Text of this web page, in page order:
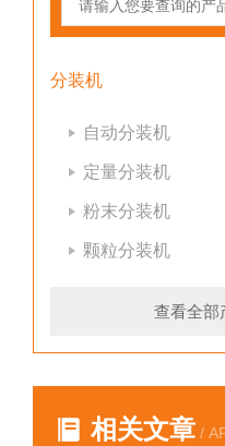
分装机
自动分装机
定量分装机
粉末分装机
颗粒分装机
查看全部
相关文章 /